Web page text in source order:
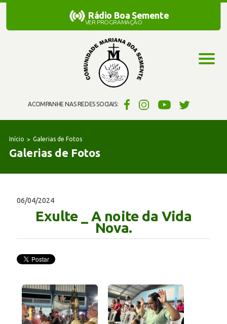
ACOMPANHE NAS REDES SOCIAIS:
Rádio Boa Semente
Rádio Boa Semente
VER PROGRAMAÇÃO
Início Galerias de Fotos
Galerias de Fotos
06/04/2024
Exulte _ A noite da Vida
Nova.